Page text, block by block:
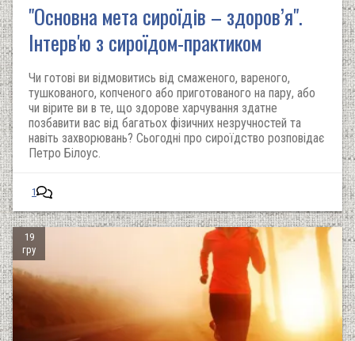
"Основна мета сироїдів – здоров’я".
Інтерв'ю з сироїдом-практиком
Чи готові ви відмовитись від смаженого, вареного,
тушкованого, копченого або приготованого на пару, або
чи вірите ви в те, що здорове харчування здатне
позбавити вас від багатьох фізичних незручностей та
навіть захворювань? Сьогодні про сироїдство розповідає
Петро Білоус.
1
19
гру